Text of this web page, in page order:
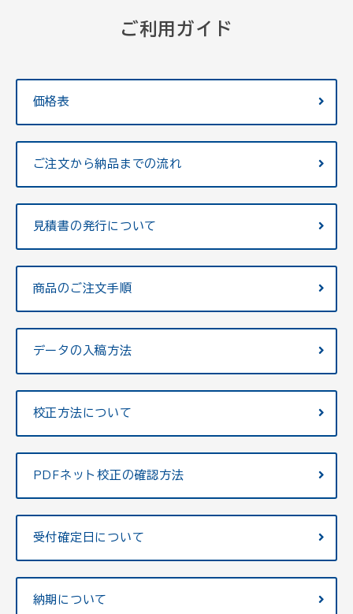
ご利用ガイド
価格表
ご注文から納品までの流れ
見積書の発行について
商品のご注文手順
データの入稿方法
校正方法について
PDFネット校正の確認方法
受付確定日について
納期について